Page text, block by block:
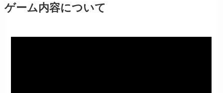
ゲーム内容について